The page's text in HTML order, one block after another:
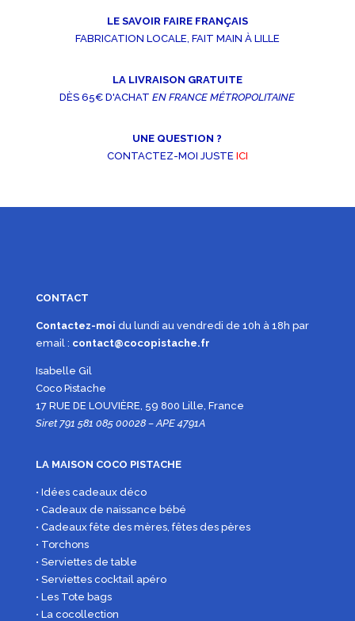
LE SAVOIR FAIRE FRANÇAIS
FABRICATION LOCALE, FAIT MAIN À LILLE
LA LIVRAISON GRATUITE
DÈS 65€ D'ACHATEN FRANCE MÉTROPOLITAINE
UNE QUESTION ?
CONTACTEZ-MOI JUSTE ICI
CONTACT
Contactez-moi du lundi au vendredi de 10h à 18h par
email : contact@cocopistache.fr
Isabelle Gil
Coco Pistache
17 RUE DE LOUVIÈRE, 59 800 Lille, France
Siret 791 581 085 00028 – APE 4791A
LA MAISON COCO PISTACHE
• Idées cadeaux déco
• Cadeaux de naissance bébé
• Cadeaux fête des mères, fêtes des pères
• Torchons
• Serviettes de table
• Serviettes cocktail apéro
• Les Tote bags
• La cocollection